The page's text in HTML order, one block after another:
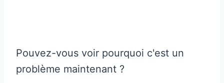
Pouvez-vous voir pourquoi c'est un
problème maintenant ?